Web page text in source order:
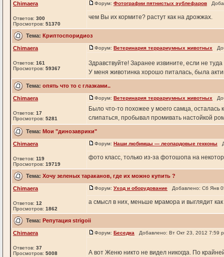
Chimaera
Ответов: 300
Просмотров: 51370
Форум: Фотографии пятнистых эублефаров
чем Вы их кормите? растут как на дрожжах.
Тема: Криптоспоридиоз
Chimaera
Ответов: 161
Просмотров: 59367
Форум: Ветеринария террариумных животных
Здравствуйте! Заранее извините, если не
У меня животинка хорошо питалась, была
Тема: опять что то с глазками..
Chimaera
Ответов: 17
Просмотров: 5281
Форум: Ветеринария террариумных животных
Было что-то похожее у моего самца, осталась
слипаться, пробывал промивать настойкой
Тема: Мои "динозаврики"
Chimaera
Ответов: 119
Просмотров: 19719
Форум: Наши любимцы — леопардовые гекконы
фото класс, только из-за фотошопа на
Тема: Хочу зеленых тараканов, где их можно купить ?
Chimaera
Ответов: 12
Просмотров: 1862
Форум: Уход и оборудование Добавлено: Сб Янв
а смысл в них, меньше мрамора и выглядит
Тема: Репутация strigoii
Chimaera
Ответов: 37
Просмотров: 5008
Форум: Беседка Добавлено: Вт Окт 23, 2012 7:59
А вот Женю никто не видел никогда. По